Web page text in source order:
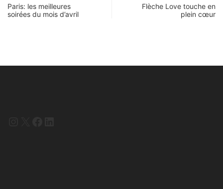
Paris: les meilleures
soirées du mois d’avril
Flèche Love touche en
plein cœur